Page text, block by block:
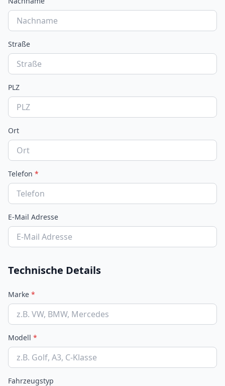
Straße
PLZ
Ort
Telefon *
E-Mail Adresse
Technische Details
Marke *
Modell *
Fahrzeugstyp